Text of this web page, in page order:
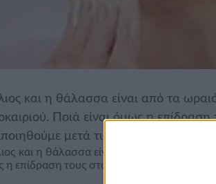
και η θάλασσα είναι από τα
Ποιά είναι όμως η
μετά τις διακοπές ;
και η θάλασσα είναι από τα ωραιότερα
η επίδραση τους στο δέρμα μας και πώς